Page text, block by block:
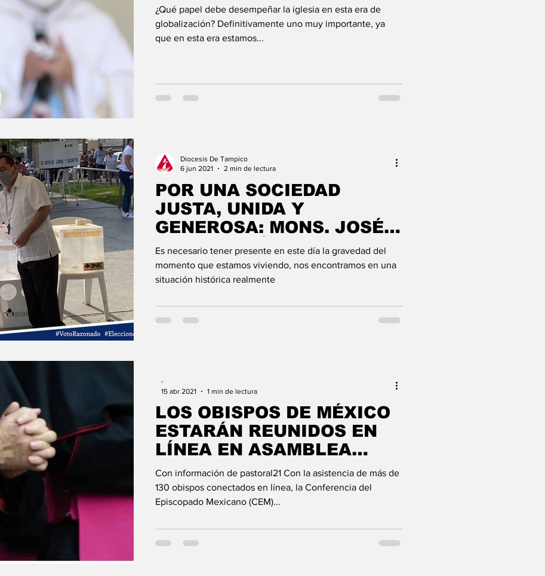
¿Qué papel debe desempeñar la iglesia en esta era de
globalización? Definitivamente uno muy importante, ya
que en esta era estamos...
POR UNA SOCIEDAD
JUSTA, UNIDA Y
GENEROSA: MONS. JOSÉ
ARMANDO ÁLVAREZ CANO
Es necesario tener presente en este día la gravedad del
momento que estamos viviendo, nos encontramos en una
situación histórica realmente
Diocesis De Tampico
6 jun 2021
2 min de lectura
LOS OBISPOS DE MÉXICO
ESTARÁN REUNIDOS EN
LÍNEA EN ASAMBLEA
PLENARIA
Con información de pastoral21 Con la asistencia de más de
130 obispos conectados en línea, la Conferencia del
Episcopado Mexicano (CEM)...
-
15 abr 2021
1 min de lectura